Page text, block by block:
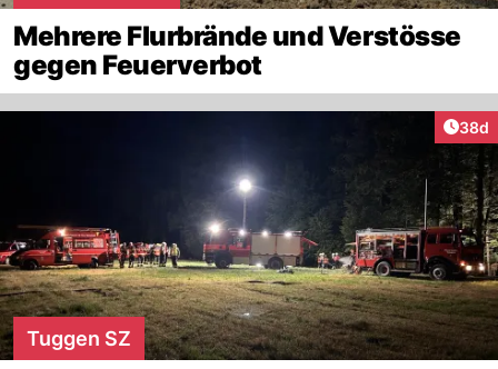
Mehrere Flurbrände und Verstösse
gegen Feuerverbot
38d
Tuggen SZ